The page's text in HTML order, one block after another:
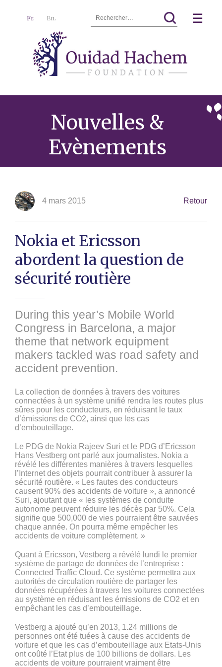
Hachem
Fr. En. ☰
Nouvelles &
Evènements
4 mars 2015 Retour
Nokia et Ericsson
abordent la question de
sécurité routière
During this year’s Mobile World
Congress in Barcelona, a major
theme that network equipment
makers tackled was road safety and
accident prevention.
La collection de données à travers des voitures
connectées à un système unifié rendra les routes plus
sûres pour les conducteurs, en réduisant le taux
d’émissions de CO2, ainsi que les cas
d’embouteillage.
Le PDG de Nokia Rajeev Suri et le PDG d’Ericsson
Hans Vestberg ont parlé aux journalistes. Nokia a
révélé les différentes manières à travers lesquelles
l’Internet des objets pourrait contribuer à assurer la
sécurité routière. « Les fautes des conducteurs
causent 90% des accidents de voiture », a annoncé
Suri, ajoutant que « les systèmes de conduite
autonome peuvent réduire les décès par 50%. Cela
signifie que 500,000 de vies pourraient être sauvées
chaque année. On pourra même empêcher les
accidents de voiture complètement. »
Quant à Ericsson, Vestberg a révélé lundi le premier
système de partage de données de l’entreprise :
Connected Traffic Cloud. Ce système permettra aux
autorités de circulation routière de partager les
données récupérées à travers les voitures connectées
au système en réduisant les émissions de CO2 et en
empêchant les cas d’embouteillage.
Vestberg a ajouté qu’en 2013, 1.24 millions de
personnes ont été tuées à cause des accidents de
voiture et que les cas d’embouteillage aux Etats-Unis
ont coûté l’Etat plus de 100 billions de dollars. Les
accidents de voiture pourraient vraiment être